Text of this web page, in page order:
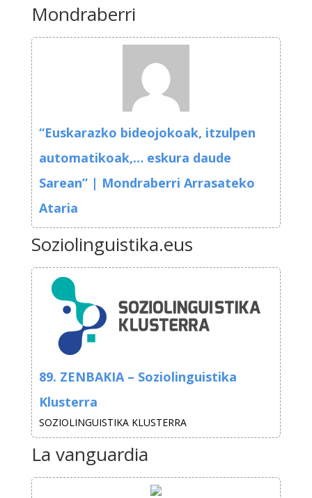
Mondraberri
“Euskarazko bideojokoak, itzulpen
automatikoak,… eskura daude
Sarean” | Mondraberri Arrasateko
Ataria
Soziolinguistika.eus
89. ZENBAKIA – Soziolinguistika
Klusterra
SOZIOLINGUISTIKA KLUSTERRA
La vanguardia